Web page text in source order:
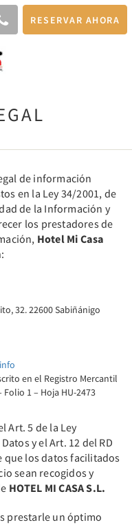
RESERVAR AHORA
de información
en la Ley 34/2001, de
de la Información y
los prestadores de
Hotel Mi Casa
32. 22600 Sabiñánigo
en el Registro Mercantil
1 – Hoja HU-2473
Art. 5 de la Ley
y el Art. 12 del RD
que los datos facilitados
sean recogidos y
HOTEL MI CASA S.L.
prestarle un óptimo